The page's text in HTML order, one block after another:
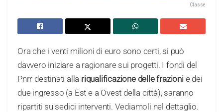
Classe
Ora che i venti milioni di euro sono certi, si può
davvero iniziare a ragionare sui progetti. I fondi del
Pnrr destinati alla riqualificazione delle frazionie dei
due ingresso (a Est e a Ovest della città), saranno
ripartiti su sedici interventi. Vediamoli nel dettaglio.